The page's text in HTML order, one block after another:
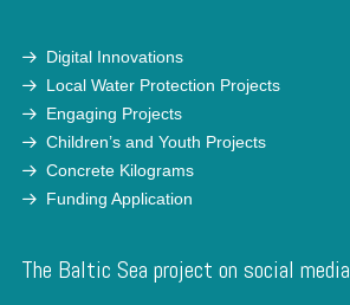
Digital Innovations
Local Water Protection Projects
Engaging Projects
Children’s and Youth Projects
Concrete Kilograms
Funding Application
The Baltic Sea project on social media